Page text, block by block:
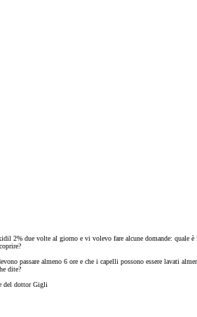
2% due volte al giorno e vi volevo fare alcune domande: quale
passare almeno 6 ore e che i capelli possono essere lavati
dite?
del dottor Gigli